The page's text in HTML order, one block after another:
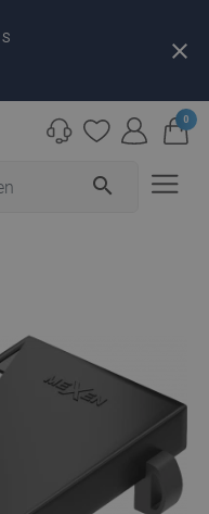
S close
search
0